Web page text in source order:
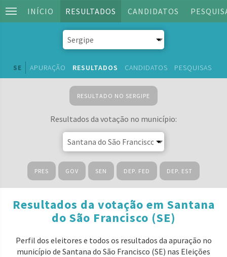
INÍCIO RESULTADOS CANDIDATOS
SE APURAÇÃO RESULTADOS CANDIDATOS PESQUISAS
RESULTADO NO SERGIPE
Resultados da votação no município:
PRES GOV SEN DEP. FED DEP. EST
Resultados da votação em Santana
do São Francisco (SE)
Perfil dos eleitores e todos os resultados da apuração no
município de Santana do São Francisco (SE) nas Eleições